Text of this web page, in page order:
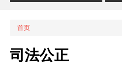
当前位置
首页
司法公正